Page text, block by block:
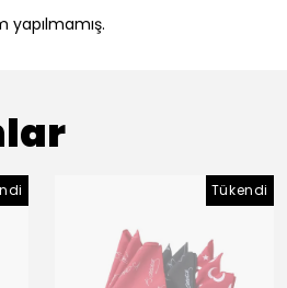
yapılmamış.
Tükendi